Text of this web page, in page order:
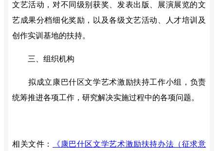
文艺活动 ，对不同级别获奖、发表出版、展演展览的文
艺成果分档细化奖励， 以及各级文艺活动、人才培训及
创作实训基地的扶持。
三、组织机构
拟成立康巴什区文学艺术激励扶持工作小组 ， 负责
统筹推进各项工作，研究解决实施过程中的各项问题。
相关文件：
《康巴什区文学艺术激励扶持办法（征求意